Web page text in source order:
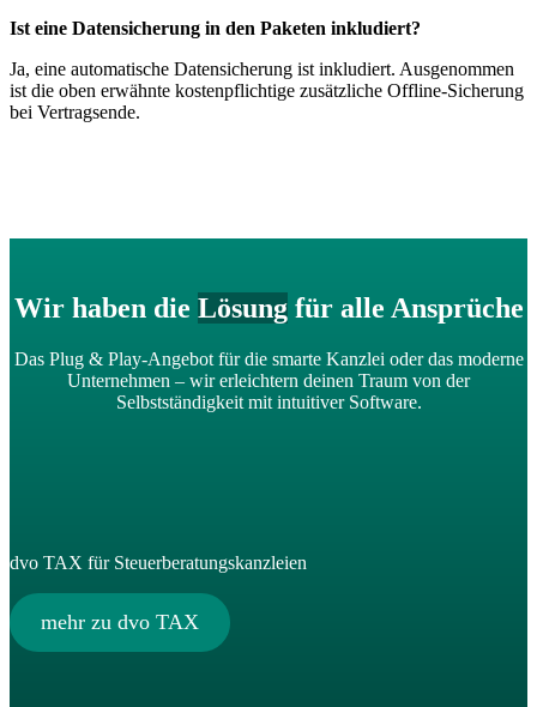
Ist eine Datensicherung in den Paketen inkludiert?
Ja, eine automatische Datensicherung ist inkludiert. Ausgenommen
ist die oben erwähnte kostenpflichtige zusätzliche Offline-Sicherung
bei Vertragsende.
Wir haben die Lösungfür alle Ansprüche
Das Plug & Play-Angebot für die smarte Kanzlei oder das moderne
Unternehmen – wir erleichtern deinen Traum von der
Selbstständigkeit mit intuitiver Software.
dvo TAX für Steuerberatungskanzleien
mehr zu dvo TAX